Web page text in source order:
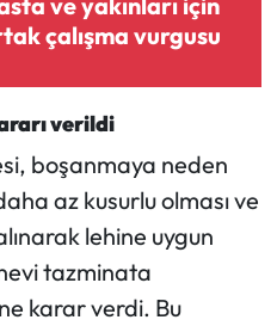
çalışma vurgusu
verildi
boşanmaya neden
az kusurlu olması ve
lehine uygun
tazminata
karar verdi. Bu